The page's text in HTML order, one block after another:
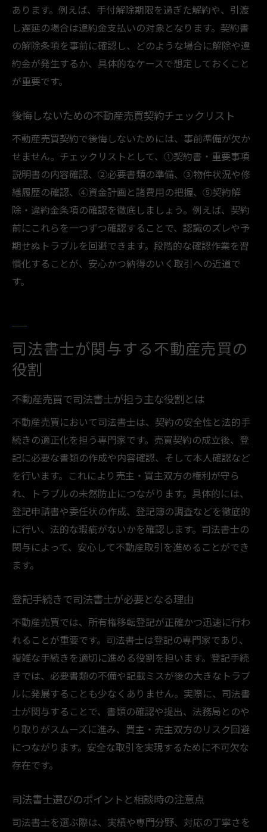
あります。例えば、手付解除期限を過ぎた解約や、引渡
し遅延の場合は違約金支払いの対象となります。契約書
の解除条項を事前に確認し、どのような場合に解除や違
約金が発生するか、具体的なケースで想定しておくこと
が重要です。
後悔しないための不動産売買契約チェックリスト
不動産売買契約で後悔しないためには、事前準備が欠か
せません。チェックリストとして、①契約書・重要事項
説明書の内容確認、②必要書類の準備、③物件状況や修
繕履歴の確認、④資金計画と諸費用の把握、⑤契約解
除・違約金条項の確認を徹底しましょう。例えば、契約
前にこれらを一つずつ確認することで、認識のズレや予
期せぬトラブルを回避できます。段階的な確認作業を習
慣化することが、安心かつ納得のいく取引への近道で
す。
司法書士が関与する不動産売買の
役割
不動産売買で司法書士が担う主な役割とは
不動産売買において司法書士は、契約の安全性と法的手
続きの適正化を担う専門家です。売買契約の成立後、登
記に必要な書類の作成や内容確認、そして本人確認など
を行います。これにより売主・買主双方の権利が守ら
れ、トラブルの未然防止につながります。具体的には、
登記申請書や委任状の作成、登記簿の調査などを徹底的
に行い、法的な瑕疵がないかを確認します。司法書士の
関与によって、安心して不動産取引を進めることができ
ます。
登記手続きで司法書士が必要となる理由
不動産売買では、所有権移転登記が正確かつ迅速に行わ
れることが重要です。司法書士は登記の専門家であり、
複雑な手続きを適切に進める役割を担います。登記手続
きでは、必要書類の不備や記載ミスが後の大きなトラブ
ルに発展することも少なくありません。実際に、司法書
士が関与することで、書類の確認や提出、法務局とのや
り取りがスムーズに進み、買主・売主双方のリスク回避
につながります。安全な取引を実現するために不可欠な
存在です。
司法書士選びのポイントと相談時の注意点
司法書士を選ぶ際は、実績や専門分野、対応の丁寧さを